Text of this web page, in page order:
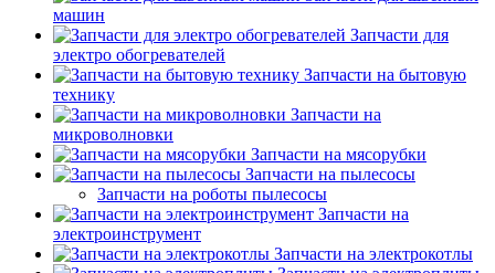
машин
Запчасти для
электро обогревателей
Запчасти на бытовую
технику
Запчасти на
микроволновки
Запчасти на мясорубки
Запчасти на пылесосы
Запчасти на роботы пылесосы
Запчасти на
электроинструмент
Запчасти на электрокотлы